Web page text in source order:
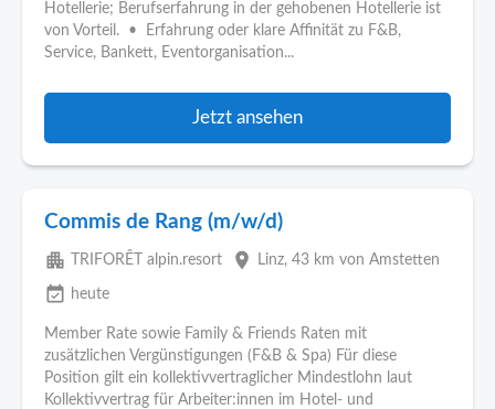
Hotellerie; Berufserfahrung in der gehobenen Hotellerie ist
von Vorteil. • Erfahrung oder klare Affinität zu F&B,
Service, Bankett, Eventorganisation...
Jetzt ansehen
Commis de Rang (m/w/d)
apartment TRIFORÊT alpin.resort place Linz, 43 km von Amstetten
event_available heute
Member Rate sowie Family & Friends Raten mit
zusätzlichen Vergünstigungen (F&B & Spa) Für diese
Position gilt ein kollektivvertraglicher Mindestlohn laut
Kollektivvertrag für Arbeiter:innen im Hotel- und